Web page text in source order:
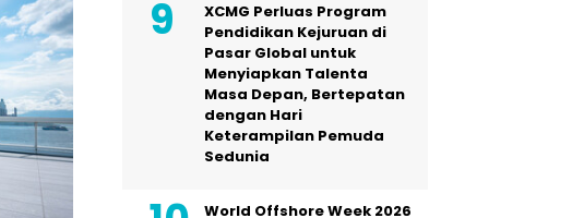
XCMG Perluas Program
Pendidikan Kejuruan di
Pasar Global untuk
Menyiapkan Talenta
Masa Depan, Bertepatan
dengan Hari
Keterampilan Pemuda
Sedunia
World Offshore Week 2026